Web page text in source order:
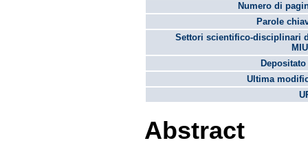
Numero di
Parole
Settori scientifico-disciplinari
Ultima
Abstract